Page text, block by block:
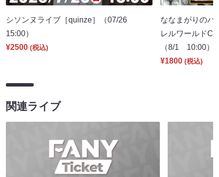
シソンヌライブ［quinze］（07/26
15:00）
¥2500 (税込)
ななまがりのパ
レルワールド
（8/1 10:00）
¥1800 (税込)
関連ライブ